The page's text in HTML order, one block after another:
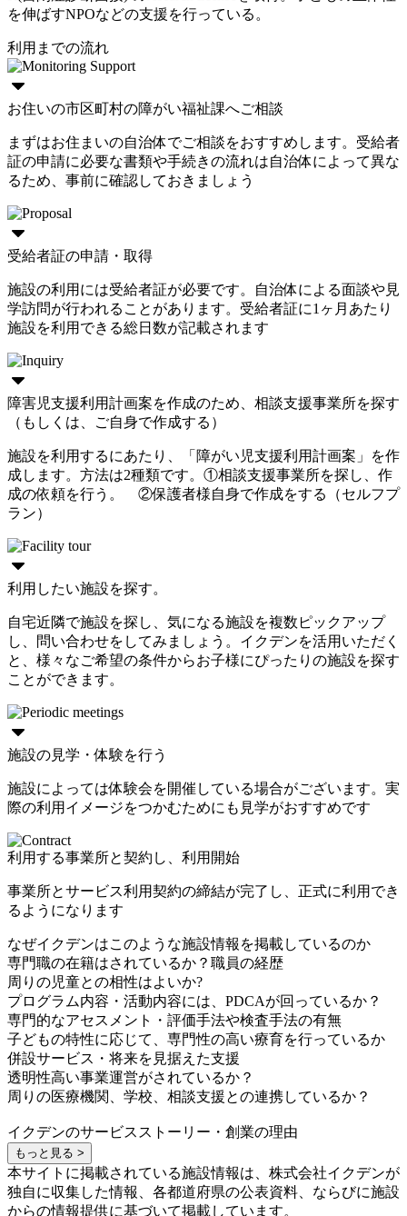
を伸ばすNPOなどの支援を行っている。
利用までの流れ
お住いの市区町村の障がい福祉課へご相談
まずはお住まいの自治体でご相談をおすすめします。受給者
証の申請に必要な書類や手続きの流れは自治体によって異な
るため、事前に確認しておきましょう
受給者証の申請・取得
施設の利用には受給者証が必要です。自治体による面談や見
学訪問が行われることがあります。受給者証に1ヶ月あたり
施設を利用できる総日数が記載されます
障害児支援利用計画案を作成のため、相談支援事業所を探す
（もしくは、ご自身で作成する）
施設を利用するにあたり、「障がい児支援利用計画案」を作
成します。方法は2種類です。①相談支援事業所を探し、作
成の依頼を行う。 ②保護者様自身で作成をする（セルフプ
ラン）
利用したい施設を探す。
自宅近隣で施設を探し、気になる施設を複数ピックアップ
し、問い合わせをしてみましょう。イクデンを活用いただく
と、様々なご希望の条件からお子様にぴったりの施設を探す
ことができます。
施設の見学・体験を行う
施設によっては体験会を開催している場合がございます。実
際の利用イメージをつかむためにも見学がおすすめです
利用する事業所と契約し、利用開始
事業所とサービス利用契約の締結が完了し、正式に利用でき
るようになります
なぜイクデンはこのような施設情報を掲載しているのか
専門職の在籍はされているか？職員の経歴
周りの児童との相性はよいか?
プログラム内容・活動内容には、PDCAが回っているか？
専門的なアセスメント・評価手法や検査手法の有無
子どもの特性に応じて、専門性の高い療育を行っているか
併設サービス・将来を見据えた支援
透明性高い事業運営がされているか？
周りの医療機関、学校、相談支援との連携しているか？
イクデンのサービスストーリー・創業の理由
もっと見る >
本サイトに掲載されている施設情報は、株式会社イクデンが
独自に収集した情報、各都道府県の公表資料、ならびに施設
からの情報提供に基づいて掲載しています。